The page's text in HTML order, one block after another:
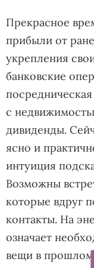
Прекрасное
прибыли от
укрепления
банковские
с
дивиденды.
ясно и
интуиция
Возможны
которые вдруг
контакты. На
означает
вещи в прошлом